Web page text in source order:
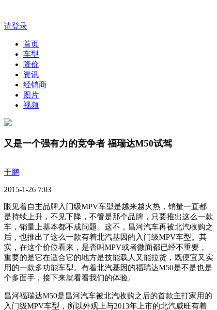
请登录
首页
车型
降价
资讯
经销商
图片
视频
又是一个强有力的竞争者 福瑞达M50试驾
于鹏
2015-1-26 7:03
眼见着自主品牌入门级MPV车型是越来越火热，销量一直都
是持续上升，不见下降，不管是那个品牌，只要推出这么一款
车，销量上基本都不成问题。这不，昌河汽车再被北汽收购之
后，也推出了这么一款有着北汽基因的入门级MPV车型。其
实，在这个价位看来，是否叫MPV或者微面都已经不重要，
重要的是它在适合它的地方是技能载人又能拉货，既便宜又实
用的一款多功能车型。有着北汽基因的福瑞达M50是不是也是
个多面手，接下来就看看我们的体验。
昌河福瑞达M50是昌河汽车被北汽收购之后的首款主打家用的
入门级MPV车型，所以外观上与2013年上市的北汽威旺有着